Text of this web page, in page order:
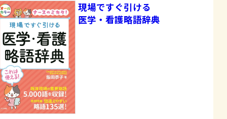
現場ですぐ引ける
医学・看護略語辞典